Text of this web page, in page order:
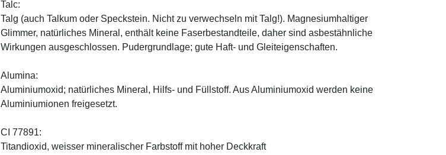
Talc:
Talg (auch Talkum oder Speckstein. Nicht zu verwechseln mit Talg!). Magnesiumhaltiger
Glimmer, natürliches Mineral, enthält keine Faserbestandteile, daher sind asbestähnliche
Wirkungen ausgeschlossen. Pudergrundlage; gute Haft- und Gleiteigenschaften.
Alumina:
Aluminiumoxid; natürliches Mineral, Hilfs- und Füllstoff. Aus Aluminiumoxid werden keine
Aluminiumionen freigesetzt.
CI 77891:
Titandioxid, weisser mineralischer Farbstoff mit hoher Deckkraft